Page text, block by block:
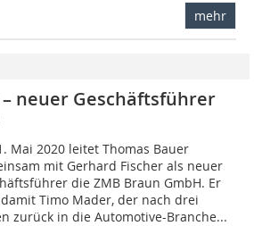
mehr
neuer Geschäftsführer
Mai 2020 leitet Thomas Bauer
mit Gerhard Fischer als neuer
die ZMB Braun GmbH. Er
Timo Mader, der nach drei
zurück in die Automotive-Branche...